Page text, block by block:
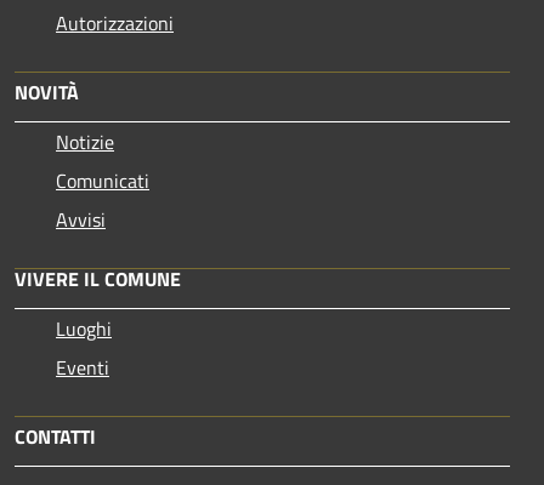
Autorizzazioni
NOVITÀ
Notizie
Comunicati
Avvisi
VIVERE IL COMUNE
Luoghi
Eventi
CONTATTI